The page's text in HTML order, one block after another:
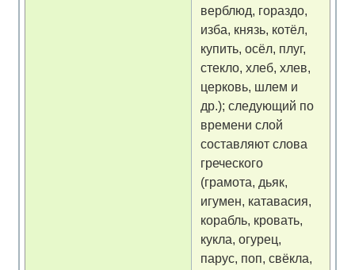
верблюд, гораздо,
изба, князь, котёл,
купить, осёл, плуг,
стекло, хлеб, хлев,
церковь, шлем и
др.); следующий по
времени слой
составляют слова
греческого
(грамота, дьяк,
игумен, катавасия,
корабль, кровать,
кукла, огурец,
парус, поп, свёкла,